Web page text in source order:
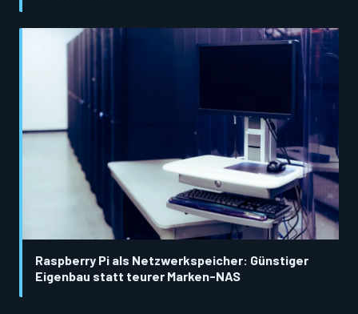
Raspberry Pi als Netzwerkspeicher: Günstiger
Eigenbau statt teurer Marken-NAS